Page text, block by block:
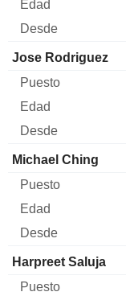
Jose Rodriguez
Michael Ching
Harpreet Saluja